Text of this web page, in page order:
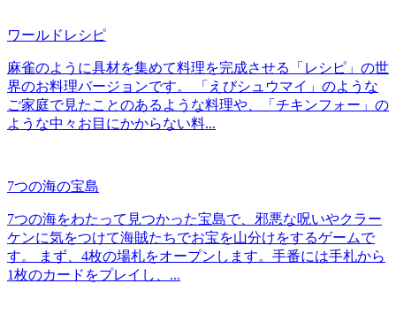
ワールドレシピ
麻雀のように具材を集めて料理を完成させる「レシピ」の世
界のお料理バージョンです。 「えびシュウマイ」のような
ご家庭で見たことのあるような料理や、「チキンフォー」の
ような中々お目にかからない料...
7つの海の宝島
7つの海をわたって見つかった宝島で、邪悪な呪いやクラー
ケンに気をつけて海賊たちでお宝を山分けをするゲームで
す。 まず、4枚の場札をオープンします。手番には手札から
1枚のカードをプレイし、...